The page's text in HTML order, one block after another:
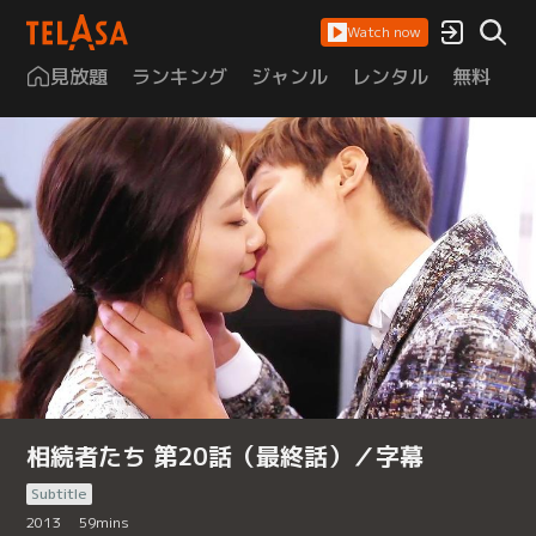
Watch now
見放題 ランキング ジャンル レンタル 無料
相続者たち 第20話（最終話）／字幕
Subtitle
2013
59mins